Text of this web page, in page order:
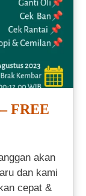
FREE
akan
dan kami
cepat &